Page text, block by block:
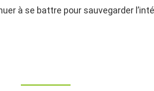
à se battre pour sauvegarder